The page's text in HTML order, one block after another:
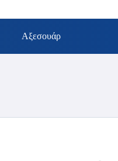
Αξεσουάρ